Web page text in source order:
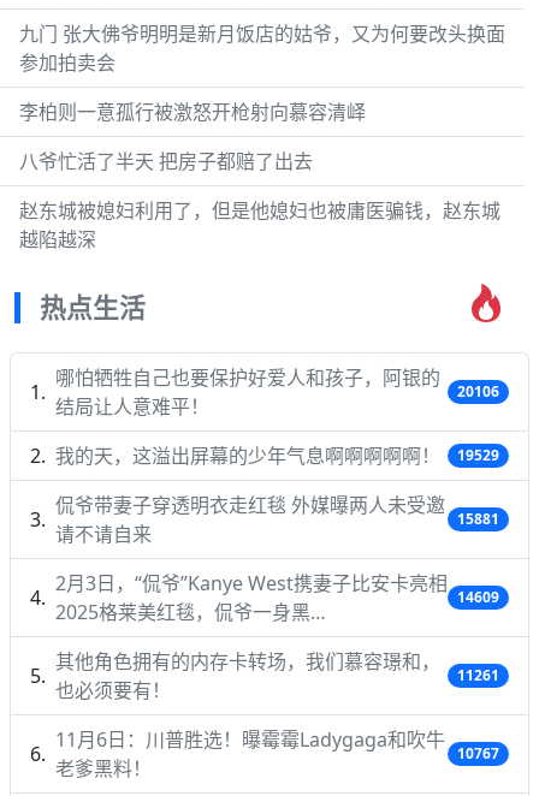
九门 张大佛爷明明是新月饭店的姑爷，又为何要改头换面
参加拍卖会
李柏则一意孤行被激怒开枪射向慕容清峄
八爷忙活了半天 把房子都赔了出去
赵东城被媳妇利用了，但是他媳妇也被庸医骗钱，赵东城
越陷越深
热点生活
哪怕牺牲自己也要保护好爱人和孩子，阿银的
结局让人意难平！
20106
我的天，这溢出屏幕的少年气息啊啊啊啊啊！ 19529
侃爷带妻子穿透明衣走红毯 外媒曝两人未受邀
请不请自来
15881
2月3日，“侃爷”Kanye West携妻子比安卡亮相
2025格莱美红毯，侃爷一身黑…
14609
其他角色拥有的内存卡转场，我们慕容璟和，
也必须要有！
11261
11月6日：川普胜选！曝霉霉Ladygaga和吹牛
老爹黑料！
10767